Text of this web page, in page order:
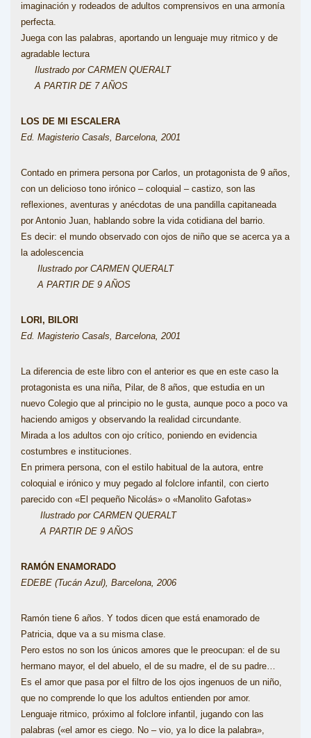
imaginación y rodeados de adultos comprensivos en una armonía
perfecta.
Juega con las palabras, aportando un lenguaje muy ritmico y de
agradable lectura
Ilustrado por CARMEN QUERALT
A PARTIR DE 7 AÑOS
LOS DE MI ESCALERA
Ed. Magisterio Casals, Barcelona, 2001
Contado en primera persona por Carlos, un protagonista de 9 años,
con un delicioso tono irónico – coloquial – castizo, son las
reflexiones, aventuras y anécdotas de una pandilla capitaneada
por Antonio Juan, hablando sobre la vida cotidiana del barrio.
Es decir: el mundo observado con ojos de niño que se acerca ya a
la adolescencia
Ilustrado por CARMEN QUERALT
A PARTIR DE 9 AÑOS
LORI, BILORI
Ed. Magisterio Casals, Barcelona, 2001
La diferencia de este libro con el anterior es que en este caso la
protagonista es una niña, Pilar, de 8 años, que estudia en un
nuevo Colegio que al principio no le gusta, aunque poco a poco va
haciendo amigos y observando la realidad circundante.
Mirada a los adultos con ojo crítico, poniendo en evidencia
costumbres e instituciones.
En primera persona, con el estilo habitual de la autora, entre
coloquial e irónico y muy pegado al folclore infantil, con cierto
parecido con «El pequeño Nicolás» o «Manolito Gafotas»
Ilustrado por CARMEN QUERALT
A PARTIR DE 9 AÑOS
RAMÓN ENAMORADO
EDEBE (Tucán Azul), Barcelona, 2006
Ramón tiene 6 años. Y todos dicen que está enamorado de
Patricia, dque va a su misma clase.
Pero estos no son los únicos amores que le preocupan: el de su
hermano mayor, el del abuelo, el de su madre, el de su padre…
Es el amor que pasa por el filtro de los ojos ingenuos de un niño,
que no comprende lo que los adultos entienden por amor.
Lenguaje ritmico, próximo al folclore infantil, jugando con las
palabras («el amor es ciego. No – vio, ya lo dice la palabra»,